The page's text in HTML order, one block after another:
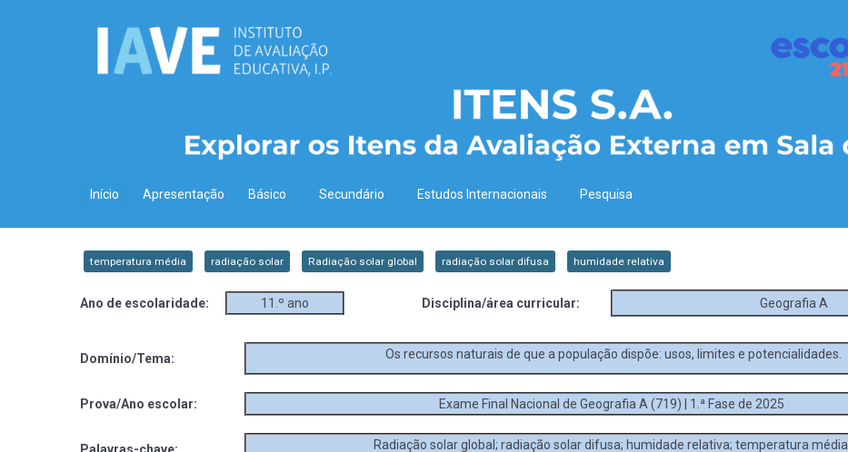
Início Apresentação Básico Secundário Estudos Internacionais Pesquisa
temperatura média radiação solar Radiação solar global radiação solar difusa humidade relativa
Ano de escolaridade: 11.º ano Disciplina/área curricular: Geografia A
Domínio/Tema: Os recursos naturais de que a população dispõe: usos, limites e potencialidades.
Prova/Ano escolar: Exame Final Nacional de Geografia A (719) | 1.ª Fase de 2025
Radiação solar global; radiação solar difusa; humidade relativa; temperatura média.